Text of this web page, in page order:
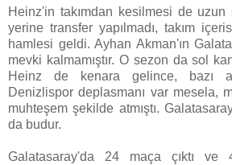
Heinz'in takımdan kesilmesi de
yerine transfer yapılmadı, takım
hamlesi geldi. Ayhan Akman'ın
mevki kalmamıştır. O sezon da sol
Heinz de kenara gelince, bazı
Denizlispor deplasmanı var mesela,
muhteşem şekilde atmıştı.
da budur.
Galatasaray'da 24 maça çıktı